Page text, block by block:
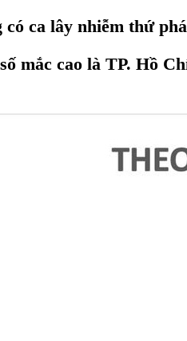
ca lây nhiễm thứ
mắc cao là TP. Hồ